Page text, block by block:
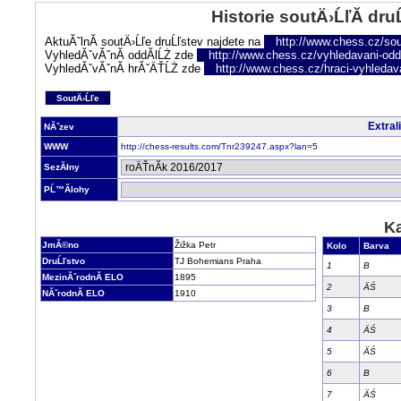
Historie soutÄ›ĹľĂ­
AktuĂˇlnĂ­ soutÄ›Ĺľe druĹľstev najdete na
http://www.chess.cz/
VyhledĂˇvĂˇnĂ­ oddĂ­lĹŻ zde
http://www.chess.cz/vyhledavani-
VyhledĂˇvĂˇnĂ­ hrĂˇÄŤĹŻ zde
http://www.chess.cz/hraci-
SoutÄ›Ĺľe
NĂˇzev
WWW http://chess-results.com/Tnr239247.aspx?lan=5
SezĂłny
PĹ™Ă­lohy
JmĂ©no
Žižka Petr
DruĹľstvo
TJ Bohemians Praha
MezinĂˇrodnĂ­ ELO
1895
NĂˇrodnĂ­ ELO
1910
Kolo
Barva
1
B
2 ÄŚ
3 B
4 ÄŚ
5 ÄŚ
6 B
7 ÄŚ